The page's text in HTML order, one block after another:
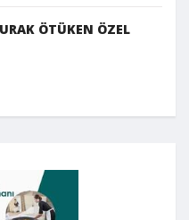
ÖTÜKEN ÖZEL